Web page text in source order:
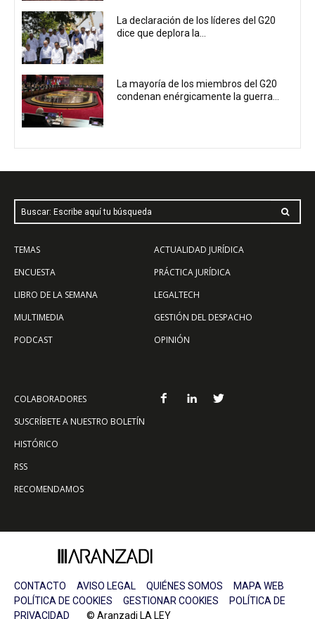
La declaración de los líderes del G20
dice que deplora la...
La mayoría de los miembros del G20
condenan enérgicamente la guerra...
Buscar: Escribe aquí tu búsqueda
TEMAS
ENCUESTA
LIBRO DE LA SEMANA
MULTIMEDIA
PODCAST
ACTUALIDAD JURÍDICA
PRÁCTICA JURÍDICA
LEGALTECH
GESTIÓN DEL DESPACHO
OPINIÓN
COLABORADORES
SUSCRÍBETE A NUESTRO BOLETÍN
HISTÓRICO
RSS
RECOMENDAMOS
CONTACTO AVISO LEGAL QUIÉNES SOMOS
MAPA WEB
POLÍTICA DE COOKIES
GESTIONAR COOKIES
POLÍTICA DE
PRIVACIDAD © Aranzadi LA LEY